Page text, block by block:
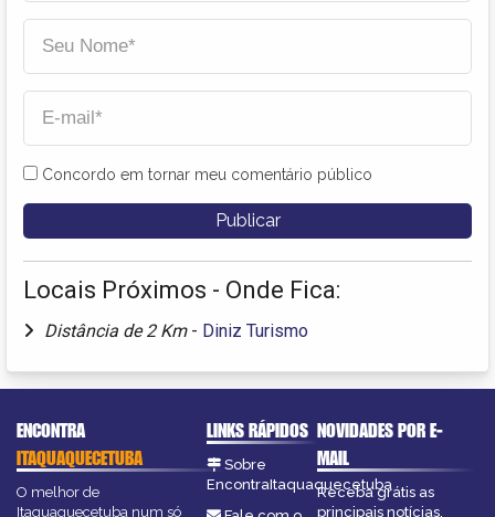
Concordo em tornar meu comentário público
Locais Próximos - Onde Fica:
Distância de 2 Km - Diniz Turismo
ENCONTRA
ITAQUAQUECETUBA
O melhor de
Itaquaquecetuba num só
LINKS RÁPIDOS
Sobre
EncontraItaquaquecetuba
NOVIDADES POR E-
MAIL
Receba grátis as
principais notícias,